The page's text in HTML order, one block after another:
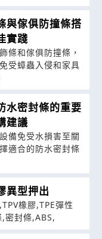
與傢俱防撞條搭
實踐
條和傢俱防撞條，
受蟑蟲入侵和家具
水密封條的重要
建議
備免受水損害至關
適合的防水密封條
異型押出
橡膠,TPE彈性
密封條,ABS,